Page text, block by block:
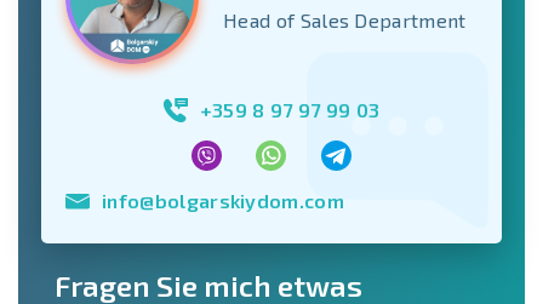
Head of Sales Department
+359 8 97 97 99 03
info@bolgarskiydom.com
Fragen Sie mich etwas